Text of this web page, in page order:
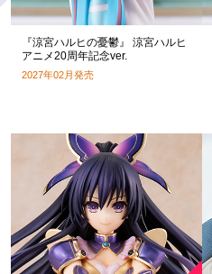
『涼宮ハルヒの憂鬱』 涼宮ハルヒ
アニメ20周年記念ver.
2027年02月発売